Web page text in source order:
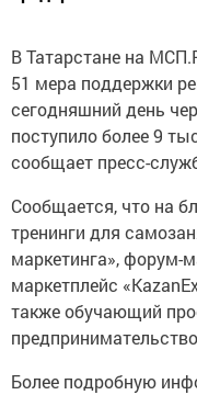
В Татарстане на
51 мера поддержки
сегодняшний день
поступило более 9
сообщает пресс-
Сообщается, что на
тренинги для
маркетинга», форум-
маркетплейс
также обучающий
Более подробную